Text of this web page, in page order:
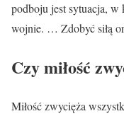
podboju jest sytuacja,
wojnie. … Zdobyć siłą
Czy miłość
Miłość zwycięża